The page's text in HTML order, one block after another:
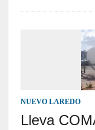
NUEVO LAREDO
Lleva